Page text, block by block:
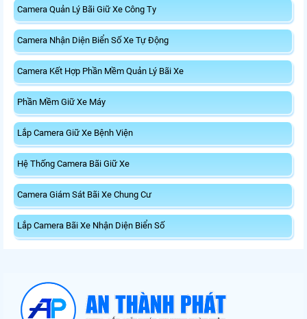
Camera Quản Lý Bãi Giữ Xe Công Ty
Camera Nhận Diện Biển Số Xe Tự Động
Camera Kết Hợp Phần Mềm Quản Lý Bãi Xe
Phần Mềm Giữ Xe Máy
Lắp Camera Giữ Xe Bệnh Viện
Hệ Thống Camera Bãi Giữ Xe
Camera Giám Sát Bãi Xe Chung Cư
Lắp Camera Bãi Xe Nhận Diện Biển Số